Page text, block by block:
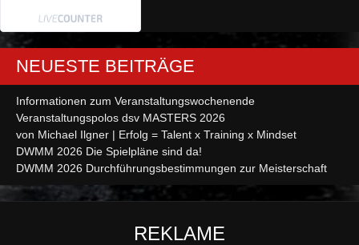
NEUESTE BEITRÄGE
Informationen zum Veranstaltungswochenende
Veranstaltungspolos dsv MASTERS 2026
von Michael Ilgner | Erfolg = Talent x Training x Mindset
DWMM 2026 Die Spielpläne sind da!
DWMM 2026 Durchführungsbestimmungen zur Meisterschaft
REKLAME